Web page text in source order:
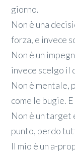
giorno.
Non è una
forza, e invece
Non è un
invece scelgo il
Non è mentale,
come le bugie.
Non è un target
punto, perdo
Il mio è un a-